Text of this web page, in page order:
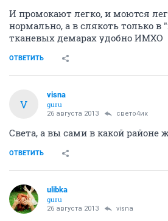
И промокают легко, и моются
нормально, а в слякоть только в
тканевых демарах удобно ИМХО
ОТВЕТИТЬ
V
visna
guru
26 августа 2013 свето4ик
Света, а вы сами в какой районе
ОТВЕТИТЬ
ulibka
guru
26 августа 2013 visna